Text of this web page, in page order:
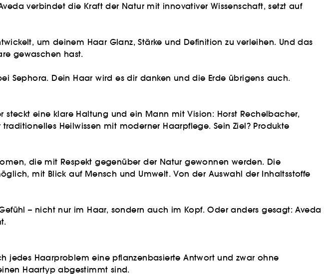
verbindet die Kraft der Natur mit innovativer Wissenschaft, setzt auf
um deinem Haar Glanz, Stärke und Definition zu verleihen. Und das
gewaschen hast.
Sephora. Dein Haar wird es dir danken und die Erde übrigens auch.
eine klare Haltung und ein Mann mit Vision: Horst Rechelbacher,
Heilwissen mit moderner Haarpflege. Sein Ziel? Produkte
die mit Respekt gegenüber der Natur gewonnen werden. Die
mit Blick auf Mensch und Umwelt. Von der Auswahl der Inhaltsstoffe
– nicht nur im Haar, sondern auch im Kopf. Oder anders gesagt: Aveda
jedes Haarproblem eine pflanzenbasierte Antwort und zwar ohne
Haartyp abgestimmt sind.